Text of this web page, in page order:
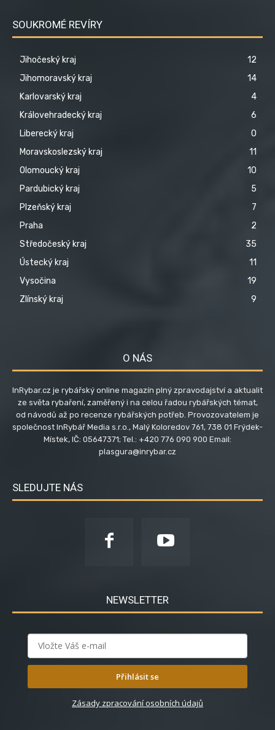
SOUKROMÉ REVÍRY
Jihočeský kraj
12
Jihomoravský kraj
14
Karlovarský kraj
4
Královehradecký kraj
6
Liberecký kraj
0
Moravskoslezský kraj
11
Olomoucký kraj
10
Pardubický kraj
5
Plzeňský kraj
7
Praha
2
Středočeský kraj
35
Ústecký kraj
11
Vysočina
19
Zlínský kraj
9
O NÁS
InRybar.cz je rybářský online magazín plný zpravodajství a aktualit
ze světa rybaření, zaměřený i na celou řadou rybářských témat,
od návodů až po recenze rybářských potřeb. Provozovatelem je
společnost InRybář Media s.r.o., Malý Koloredov 761, 738 01 Frýdek-
Místek, IČ: 05647371; Tel.: +420 776 090 900 Email:
plasgura@inrybar.cz
SLEDUJTE NÁS
NEWSLETTER
Přihlásit se
Zásady zpracování osobních údajů